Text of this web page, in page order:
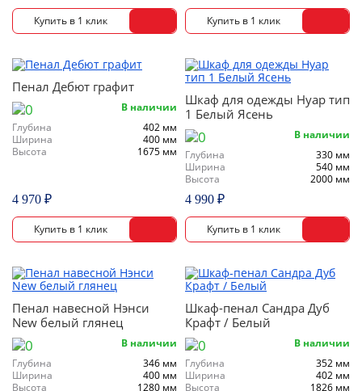
Пенал Дебют графит
В наличии
Глубина
402 мм
Ширина
400 мм
Высота
1675 мм
4 970 ₽
Шкаф для одежды Нуар тип
1 Белый Ясень
В наличии
Глубина
330 мм
Ширина
540 мм
Высота
2000 мм
4 990 ₽
Пенал навесной Нэнси
New белый глянец
В наличии
Глубина
346 мм
Ширина
400 мм
Высота
1280 мм
Шкаф-пенал Сандра Дуб
Крафт / Белый
В наличии
Глубина
352 мм
Ширина
402 мм
Высота
1826 мм